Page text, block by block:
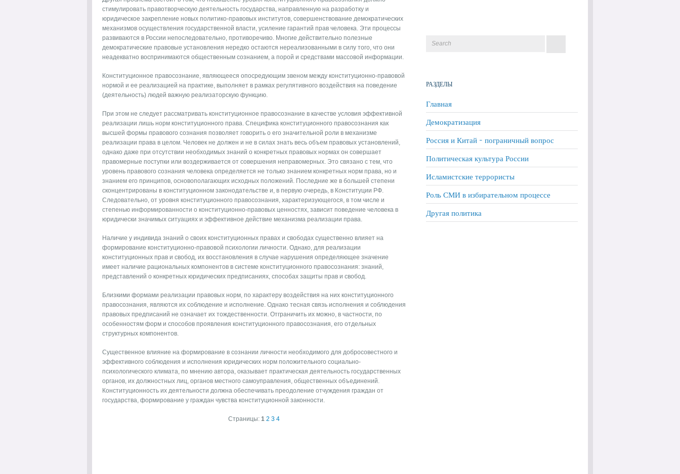
стимулировать правотворческую деятельность государства, направленную на разработку и
юридическое закрепление новых политико-правовых институтов, совершенствование демократических
механизмов осуществления государственной власти, усиление гарантий прав человека. Эти процессы
развиваются в России непоследовательно, противоречиво. Многие действительно полезные
демократические правовые установления нередко остаются нереализованными в силу того, что они
неадекватно воспринимаются общественным сознанием, а порой и средствами массовой информации.
Конституционное правосознание, являющееся опосредующим звеном между конституционно-правовой
нормой и ее реализацией на практике, выполняет в рамках регулятивного воздействия на поведение
(деятельность) людей важную реализаторскую функцию.
При этом не следует рассматривать конституционное правосознание в качестве условия эффективной
реализации лишь норм конституционного права. Специфика конституционного правосознания как
высшей формы правового сознания позволяет говорить о его значительной роли в механизме
реализации права в целом. Человек не должен и не в силах знать весь объем правовых установлений,
однако даже при отсутствии необходимых знаний о конкретных правовых нормах он совершает
правомерные поступки или воздерживается от совершения неправомерных. Это связано с тем, что
уровень правового сознания человека определяется не только знанием конкретных норм права, но и
знанием его принципов, основополагающих исходных положений. Последние же в большей степени
сконцентрированы в конституционном законодательстве и, в первую очередь, в Конституции РФ.
Следовательно, от уровня конституционного правосознания, характеризующегося, в том числе и
степенью информированности о конституционно-правовых ценностях, зависит поведение человека в
юридически значимых ситуациях и эффективное действие механизма реализации права.
Наличие у индивида знаний о своих конституционных правах и свободах существенно влияет на
формирование конституционно-правовой психологии личности. Однако, для реализации
конституционных прав и свобод, их восстановления в случае нарушения определяющее значение
имеет наличие рациональных компонентов в системе конституционного правосознания: знаний,
представлений о конкретных юридических предписаниях, способах защиты прав и свобод.
Близкими формами реализации правовых норм, по характеру воздействия на них конституционного
правосознания, являются их соблюдение и исполнение. Однако тесная связь исполнения и соблюдения
правовых предписаний не означает их тождественности. Отграничить их можно, в частности, по
особенностям форм и способов проявления конституционного правосознания, его отдельных
структурных компонентов.
Существенное влияние на формирование в сознании личности необходимого для добросовестного и
эффективного соблюдения и исполнения юридических норм положительного социально-
психологического климата, по мнению автора, оказывает практическая деятельность государственных
органов, их должностных лиц, органов местного самоуправления, общественных объединений.
Конституционность их деятельности должна обеспечивать преодоление отчуждения граждан от
государства, формирование у граждан чувства конституционной законности.
Страницы: 1 2 3 4
РАЗДЕЛЫ
Главная
Демократизация
Россия и Китай - пограничный вопрос
Политическая культура России
Исламистские террористы
Роль СМИ в избирательном процессе
Другая политика